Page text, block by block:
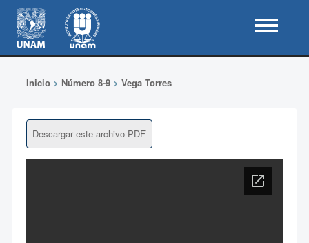
Inicio> Número 8-9> Vega Torres
Descargar este archivo PDF